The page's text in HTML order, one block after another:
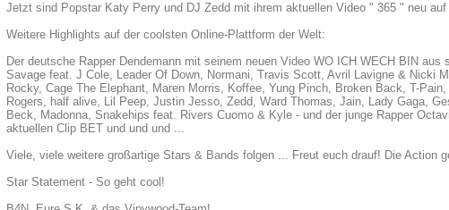
Jetzt sind Popstar Katy Perry und DJ Zedd mit ihrem aktuellen Video " 365 " neu
Weitere Highlights auf der coolsten Online-Plattform der Welt:
Der deutsche Rapper Dendemann mit seinem neuen Video WO ICH WECH BIN
Savage feat. J Cole, Leader Of Down, Normani, Travis Scott, Avril Lavigne & Nicki
Rocky, Cage The Elephant, Maren Morris, Koffee, Yung Pinch, Broken Back, T-
Rogers, half alive, Lil Peep, Justin Jesso, Zedd, Ward Thomas, Jain, Lady Gaga,
Beck, Madonna, Snakehips feat. Rivers Cuomo & Kyle - und der junge Rapper
aktuellen Clip BET und und und ...
Viele, viele weitere großartige Stars & Bands folgen ... Freut euch drauf! Die Action
Star Statement - So geht cool!